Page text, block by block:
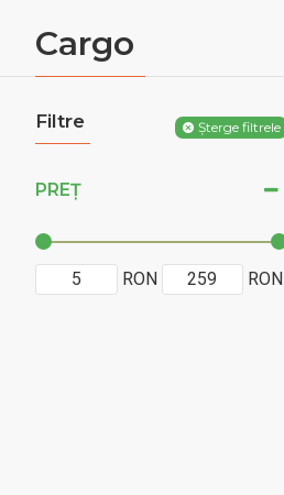
Cargo
Filtre Șterge filtrele
PREȚ
RON RON